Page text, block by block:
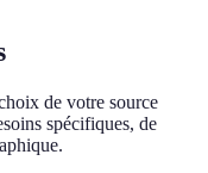
de votre source
spécifiques, de